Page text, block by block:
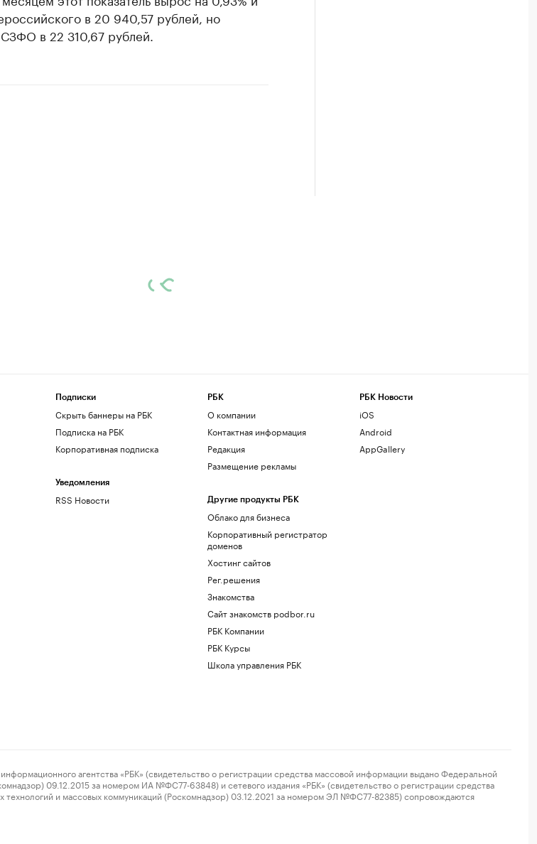
в 20 940,57 рублей, но
в 22 310,67 рублей.
Подписки
Скрыть баннеры на РБК
Подписка на РБК
Корпоративная подписка
Уведомления
RSS Новости
РБК
О компании
Контактная информация
Редакция
Размещение рекламы
Другие продукты РБК
Облако для бизнеса
Корпоративный регистратор
доменов
Хостинг сайтов
Рег.решения
Знакомства
Сайт знакомств podbor.ru
РБК Компании
РБК Курсы
Школа управления РБК
РБК Новости
iOS
Android
AppGallery
агентства «РБК» (свидетельство о регистрации средства массовой информации выдано Федеральной
09.12.2015 за номером ИА №ФС77-63848) и сетевого издания «РБК» (свидетельство о регистрации средства
и массовых коммуникаций (Роскомнадзор) 03.12.2021 за номером ЭЛ №ФС77-82385) сопровождаются